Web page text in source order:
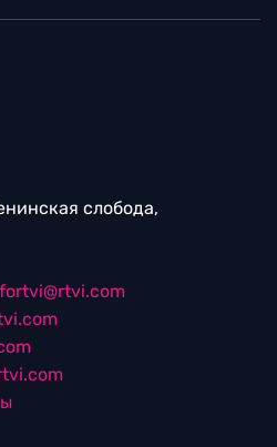
слобода,